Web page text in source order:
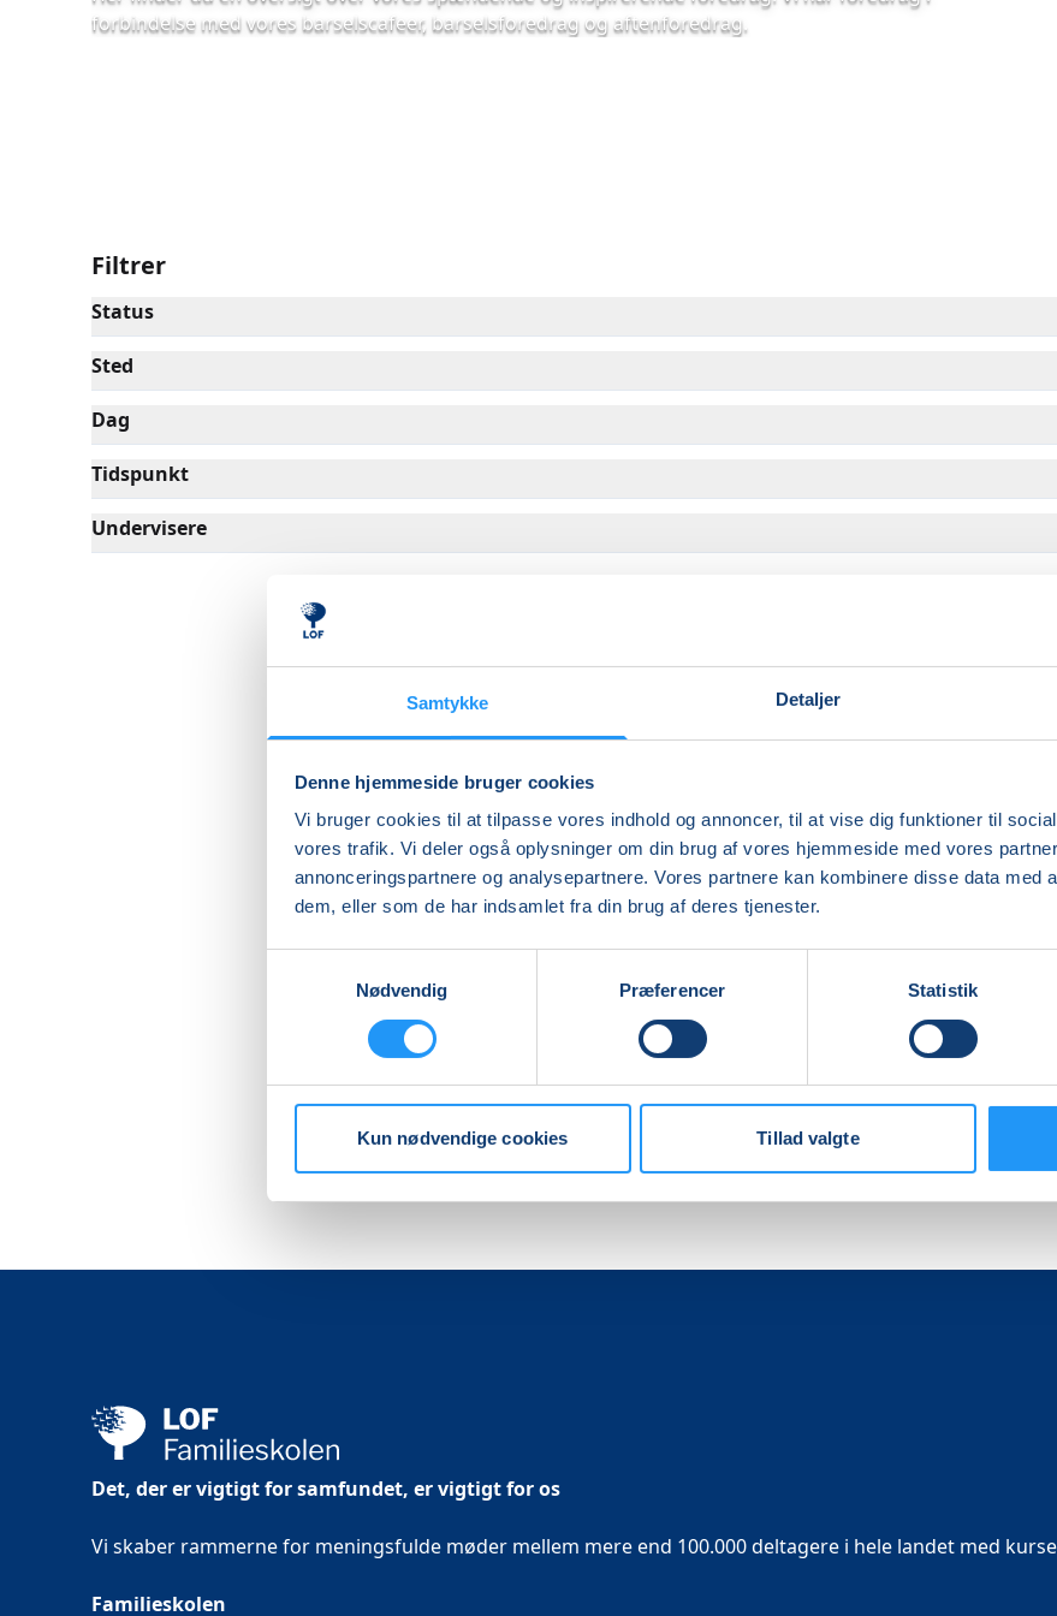
Samtykke Detaljer
Denne hjemmeside bruger cookies
Vi bruger cookies til at tilpasse vores indhold og annoncer, til at vise dig funktioner til
vores trafik. Vi deler også oplysninger om din brug af vores hjemmeside med vores
annonceringspartnere og analysepartnere. Vores partnere kan kombinere disse data med
dem, eller som de har indsamlet fra din brug af deres tjenester.
Nødvendig
Præferencer Statistik
Kun nødvendige cookies Tillad valgte
forbindelse med vores barselscafeer, barselsforedrag og aftenforedrag.
Filtrer
Status
Sted
Dag
Tidspunkt
Undervisere
Ingen resultater
Det, der er vigtigt for samfundet, er vigtigt for os
Vi skaber rammerne for meningsfulde møder mellem mere end 100.000 deltagere i hele landet med
Familieskolen